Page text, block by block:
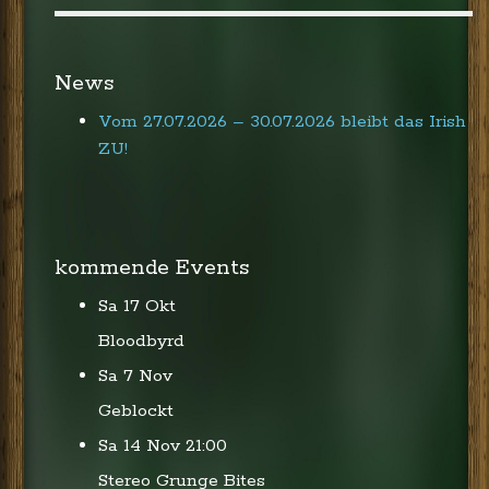
News
Vom 27.07.2026 – 30.07.2026 bleibt das Irish
ZU!
kommende Events
Sa 17 Okt
Bloodbyrd
Sa 7 Nov
Geblockt
Sa 14 Nov 21:00
Stereo Grunge Bites